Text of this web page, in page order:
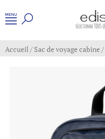
Accueil/ Sac de voyage cabine/